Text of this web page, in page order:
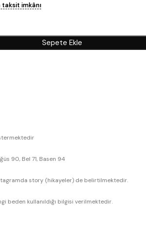
imkânı
Sepete Ekle
90, Bel 71, Basen 94
story (hikayeler) de belirtilmektedir.
beden kullanıldığı bilgisi verilmektedir.